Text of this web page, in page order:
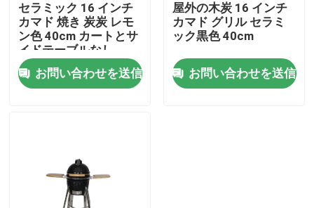
企業情報
セラミック 16 インチ
カマド 焼き 炭炭 レモ
ン色 40cm カートとサ
イドテーブルなし
お問い合わせを送信
屋外の木炭 16 インチ
カマド グリル セラミ
ック黒色 40cm
お問い合わせを送信